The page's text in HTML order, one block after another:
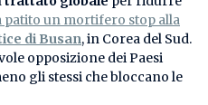
patito un mortifero stop alla
di Busan, in Corea del Sud.
opposizione dei Paesi
gli stessi che bloccano le